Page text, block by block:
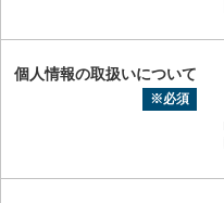
個人情報の取扱いについて
※必須